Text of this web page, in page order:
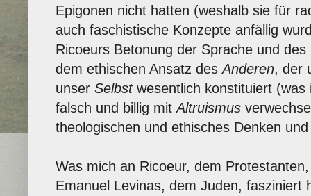
Epigonen nicht hatten (weshalb sie für
auch faschistische Konzepte anfällig
Ricoeurs Betonung der Sprache und
dem ethischen Ansatz desAnderen, der
unser Selbstwesentlich konstituiert (was
falsch und billig mitAltruismus
theologischen und ethisches Denken
Was mich an Ricoeur, dem
Emanuel Levinas, dem Juden, fasziniert